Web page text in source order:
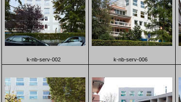
k-nb-serv-002 k-nb-serv-006